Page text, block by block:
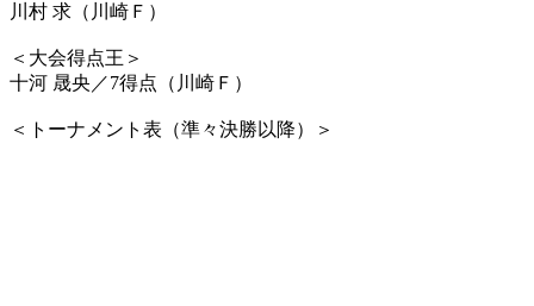
川村 求（川崎Ｆ）
＜大会得点王＞
十河 晟央／7得点（川崎Ｆ）
＜トーナメント表（準々決勝以降）＞